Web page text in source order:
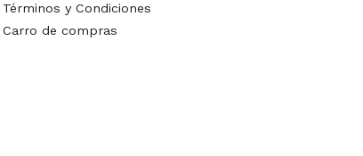
Términos y Condiciones
Carro de compras